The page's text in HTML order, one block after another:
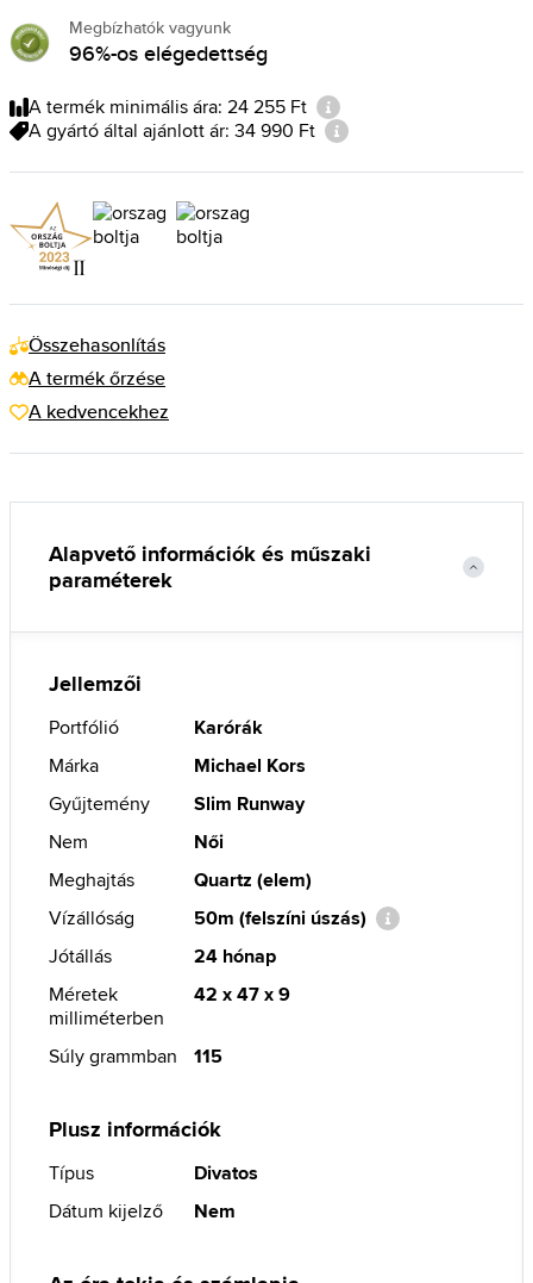
Megbízhatók vagyunk
96%-os elégedettség
A termék minimális ára: 24 255 Ft
A gyártó által ajánlott ár: 34 990 Ft
Összehasonlítás
A termék őrzése
A kedvencekhez
Alapvető információk és műszaki
paraméterek
Jellemzői
Portfólió
Karórák
Márka
Michael Kors
Gyűjtemény
Slim Runway
Nem
Női
Meghajtás
Quartz (elem)
Vízállóság
50m (felszíni úszás)
Jótállás
24 hónap
Méretek
milliméterben
42 x 47 x 9
Súly grammban 115
Plusz információk
Típus
Divatos
Dátum kijelző
Nem